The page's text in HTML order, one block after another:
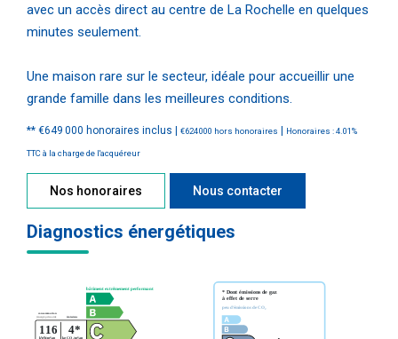
avec un accès direct au centre de La Rochelle en quelques
minutes seulement.
Une maison rare sur le secteur, idéale pour accueillir une
grande famille dans les meilleures conditions.
** €649 000 honoraires inclus | €624 000 hors honoraires | Honoraires : 4.01%
TTC à la charge de l'acquéreur
Nos honoraires Nous contacter
Diagnostics énergétiques